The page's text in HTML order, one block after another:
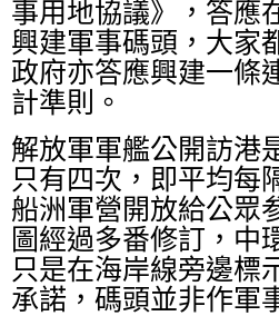
事用地協議》，答應
興建軍事碼頭，大家
政府亦答應興建一條
計準則。
解放軍軍艦公開訪港
只有四次，即平均每
船洲軍營開放給公眾
圖經過多番修訂，中
只是在海岸線旁邊標
承諾，碼頭並非作軍